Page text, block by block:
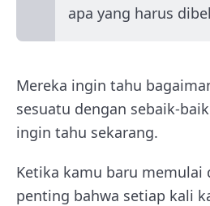
apa yang harus
Mereka ingin tahu
sesuatu dengan sebaik-
ingin tahu sekarang.
Ketika kamu baru memulai
penting bahwa setiap kali